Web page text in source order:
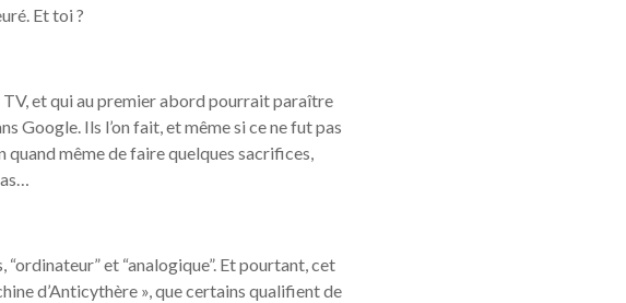
Et toi ?
et qui au premier abord pourrait paraître
Google. Ils l’on fait, et même si ce ne fut pas
même de faire quelques sacrifices,
“ordinateur” et “analogique”. Et pourtant, cet
d’Anticythère », que certains qualifient de